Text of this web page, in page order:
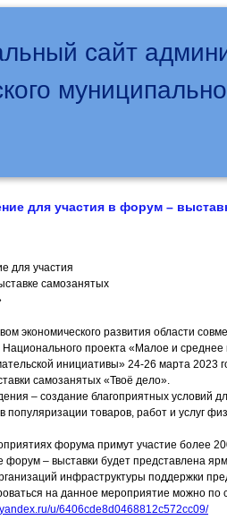
сайт
для участия в форум –
для участия
самозанятых
экономического развития области
проекта «Малое и
инициативы» 24-26 марта
самозанятых «Твоё дело».
– создание благоприятных условий
популяризации товаров, работ и услуг
форума примут участие более
форум – выставки будет представлена
инфраструктуры поддержки
на данное мероприятие можно по
u/6406cde8d0468812c572cc09/